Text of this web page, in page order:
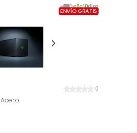
De6a10días
ENVÍO GRATIS
0